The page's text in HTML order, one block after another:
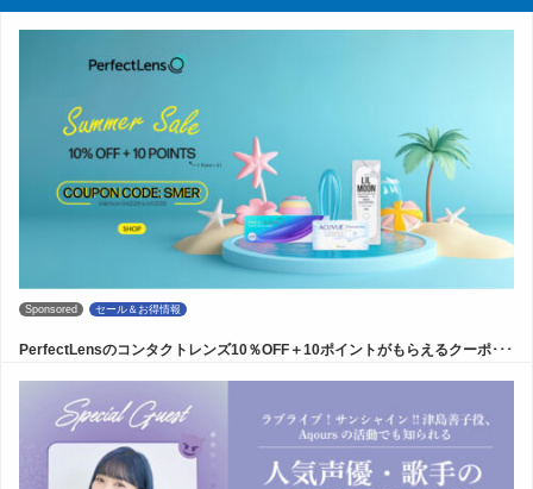
Sponsored セール＆お得情報
PerfectLensのコンタクトレンズ10％OFF＋10ポイントがもらえるクーポ･･･